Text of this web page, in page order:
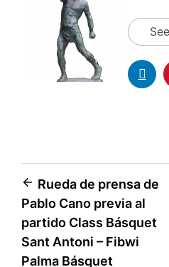
Rueda de prensa de
Pablo Cano previa al
partido Class Básquet
Sant Antoni – Fibwi
Palma Básquet